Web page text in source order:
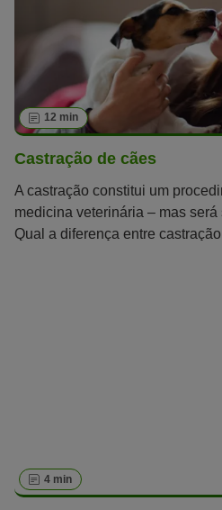
12 min
Castração de cães
A castração constitui um
medicina veterinária – mas
Qual a diferença entre
4 min